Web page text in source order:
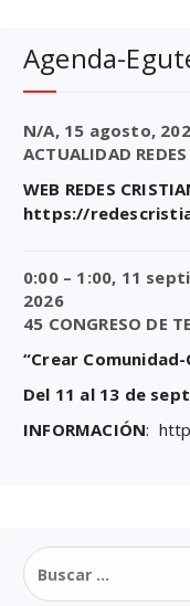
Agenda-
N/A, 15 agosto,
ACTUALIDAD
WEB REDES
https://
0:00 – 1:00, 11
2026
45 CONGRESO DE
“Crear
Del 11 al 13 de
INFORMACIÓN:
Buscar: